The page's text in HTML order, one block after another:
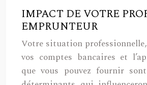
IMPACT DE VOTRE
EMPRUNTEUR
Votre situation
vos comptes bancaires et
que vous pouvez fournir